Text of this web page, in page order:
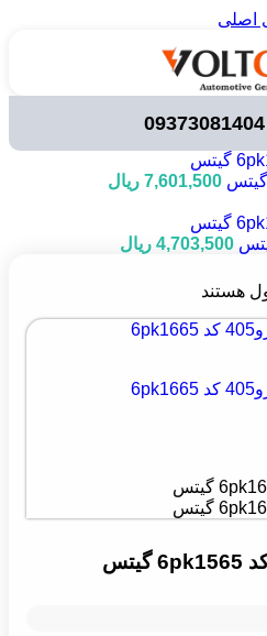
اصلی
خودرو/ تسمه ها
7,601,500 ریال
4,703,500 ریال
هستند